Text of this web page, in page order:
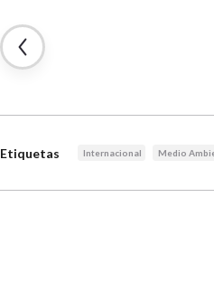
Etiquetas Internacional Medio